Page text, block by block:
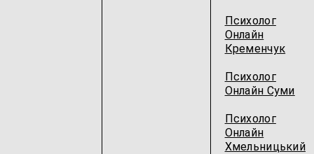
Психолог
Онлайн
Кременчук
Психолог
Онлайн Суми
Психолог
Онлайн
Хмельницький